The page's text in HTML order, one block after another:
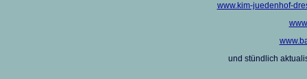
www.kim-juedenhof-
und stündlich